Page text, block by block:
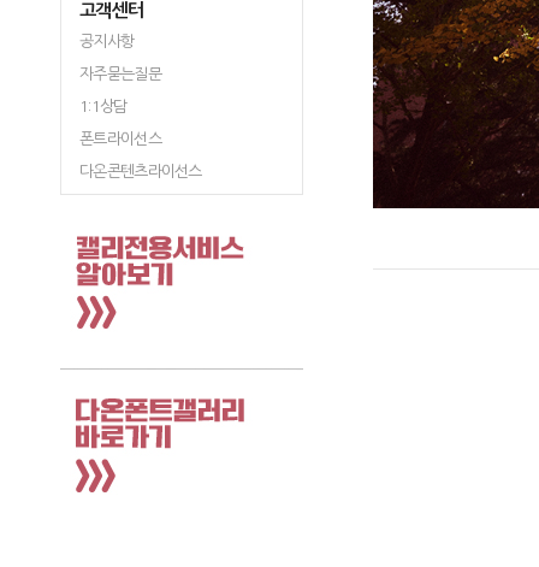
고객센터
공지사항
자주묻는질문
1:1상담
폰트라이선스
다온콘텐츠라이선스